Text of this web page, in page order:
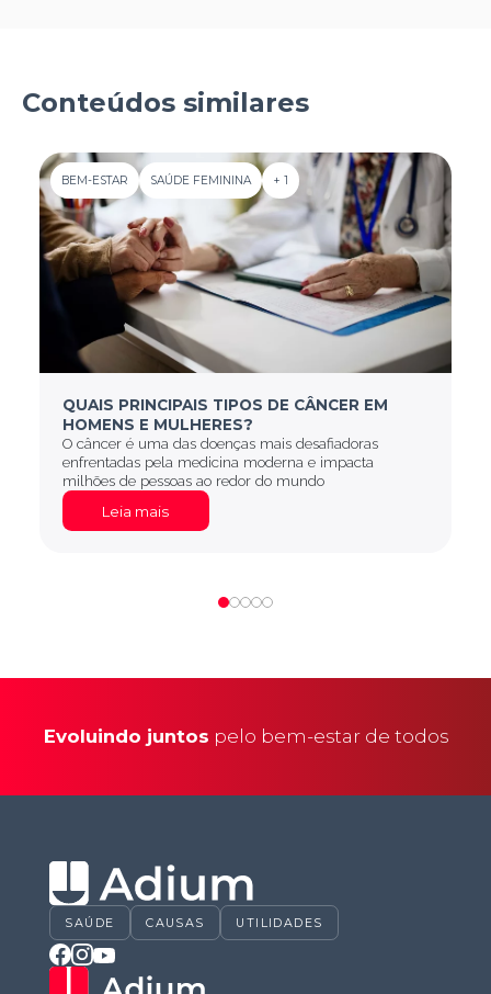
Conteúdos similares
BEM-ESTAR SAÚDE FEMININA + 1
QUAIS PRINCIPAIS TIPOS DE CÂNCER EM
HOMENS E MULHERES?
O câncer é uma das doenças mais desafiadoras
enfrentadas pela medicina moderna e impacta
milhões de pessoas ao redor do mundo
Leia mais
Evoluindo juntos pelo bem-estar de todos
SAÚDE CAUSAS UTILIDADES